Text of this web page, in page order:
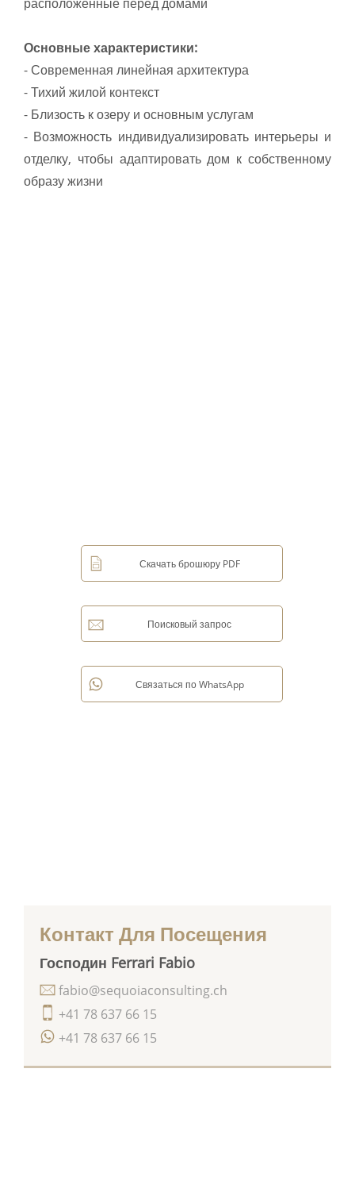
Основные характеристики:
- Современная линейная архитектура
- Тихий жилой контекст
- Близость к озеру и основным услугам
- Возможность индивидуализировать интерьеры и
отделку, чтобы адаптировать дом к собственному
образу жизни
Контакт Для Посещения
Господин Ferrari Fabio
+41 78 637 66 15
+41 78 637 66 15
fabio@sequoiaconsulting.ch
Скачать брошюру PDF
Поисковый запрос
Связаться по WhatsApp